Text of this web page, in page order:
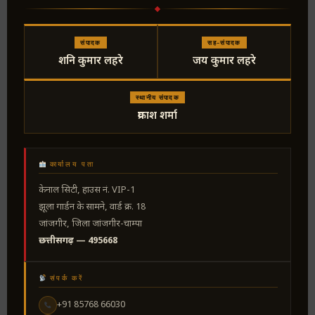
संपादक
शनि कुमार लहरे
सह-संपादक
जय कुमार लहरे
स्थानीय संपादक
प्रकाश शर्मा
कार्यालय पता
केनाल सिटी, हाउस नं. VIP-1
झूला गार्डन के सामने, वार्ड क्र. 18
जांजगीर, जिला जांजगीर-चाम्पा
छत्तीसगढ़ — 495668
संपर्क करें
+91 85768 66030